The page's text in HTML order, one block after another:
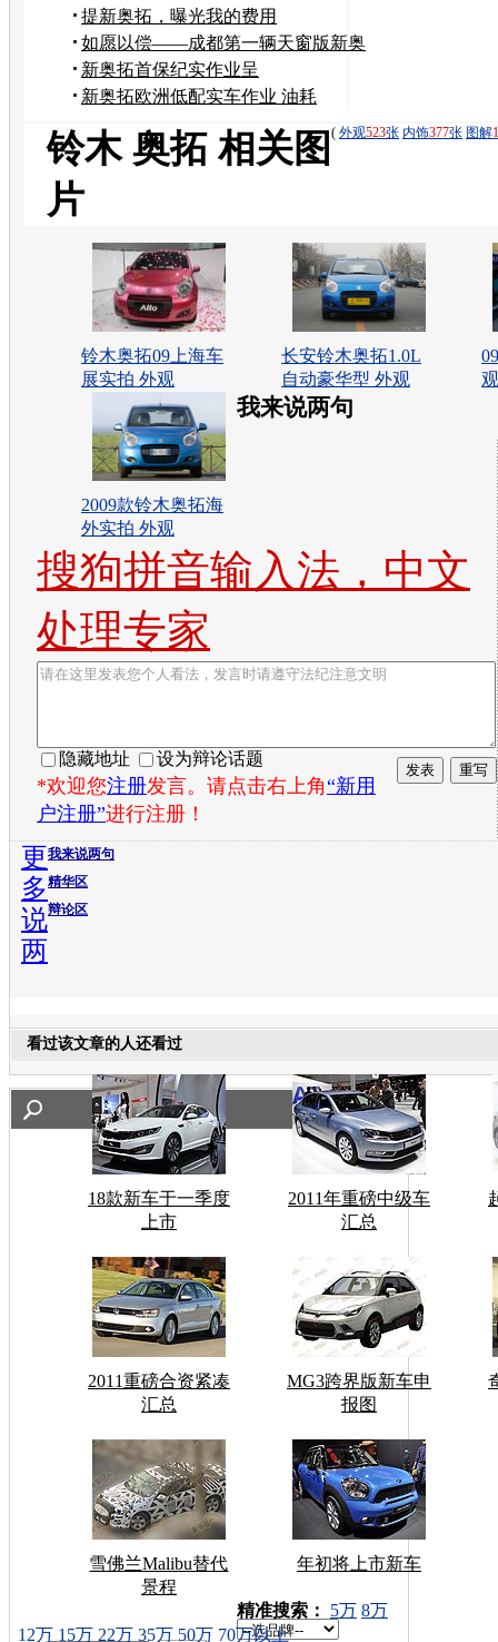
提新奥拓，曝光我的费用
如愿以偿——成都第一辆天窗版新奥
拓诞生记
新奥拓首保纪实作业呈
献！！！！！！！
新奥拓欧洲低配实车作业 油耗
( 外观523张 内饰377张 图解
铃木 奥拓 相关图
片
铃木奥拓09上海车
展实拍 外观
长安铃木奥拓1.0L
自动豪华型 外观
2009款铃木奥拓海
外实拍 外观
我来说两句
搜狗拼音输入法，中文
处理专家
隐藏地址 设为辩论话题
*欢迎您注册发言。请点击右上角“新用
户注册”进行注册！
我来说两句
精华区
辩论区
更
多
说
两
看过该文章的人还看过
18款新车于一季度
上市
2011年重磅中级车
汇总
2011重磅合资紧凑
汇总
MG3跨界版新车申
报图
雪佛兰Malibu替代
景程
年初将上市新车
车型搜索：
精准搜索： 5万 8万
12万 15万 22万 35万 50万 70万以上